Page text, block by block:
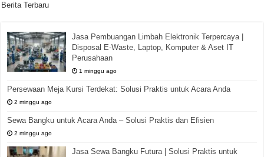
Berita Terbaru
Jasa Pembuangan Limbah Elektronik Terpercaya |
Disposal E-Waste, Laptop, Komputer & Aset IT
Perusahaan
1 minggu ago
Persewaan Meja Kursi Terdekat: Solusi Praktis untuk Acara Anda
2 minggu ago
Sewa Bangku untuk Acara Anda – Solusi Praktis dan Efisien
2 minggu ago
Jasa Sewa Bangku Futura | Solusi Praktis untuk